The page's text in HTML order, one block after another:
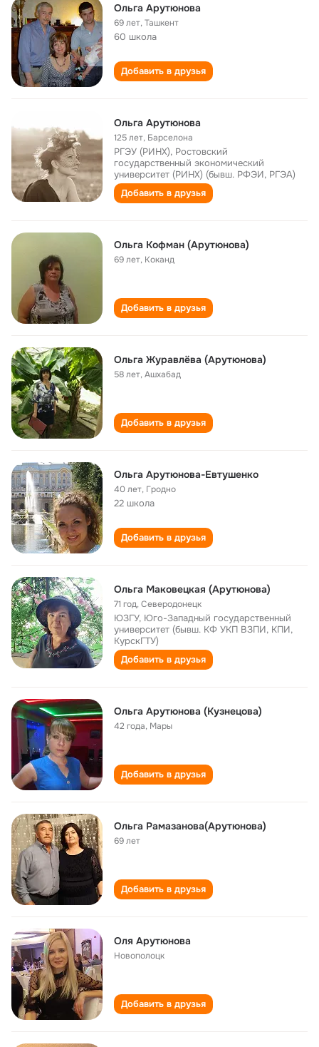
Ольга Арутюнова
69 лет,Ташкент
60 школа
Добавить в друзья
Ольга Арутюнова
125 лет, Барселона
РГЭУ (РИНХ), Ростовский
государственный экономический
университет (РИНХ) (бывш. РФЭИ, РГЭА)
Добавить в друзья
Ольга Кофман (Арутюнова)
69 лет, Коканд
Добавить в друзья
Ольга Журавлёва (Арутюнова)
58 лет,Ашхабад
Добавить в друзья
Ольга Арутюнова-Евтушенко
40 лет, Гродно
22 школа
Добавить в друзья
Ольга Маковецкая (Арутюнова)
71 год,Северодонецк
ЮЗГУ, Юго-Западный государственный
университет (бывш. КФ УКП ВЗПИ, КПИ,
КурскГТУ)
Добавить в друзья
Ольга Арутюнова (Кузнецова)
42 года, Мары
Добавить в друзья
Ольга Рамазанова(Арутюнова)
69 лет
Добавить в друзья
Оля Арутюнова
Новополоцк
Добавить в друзья